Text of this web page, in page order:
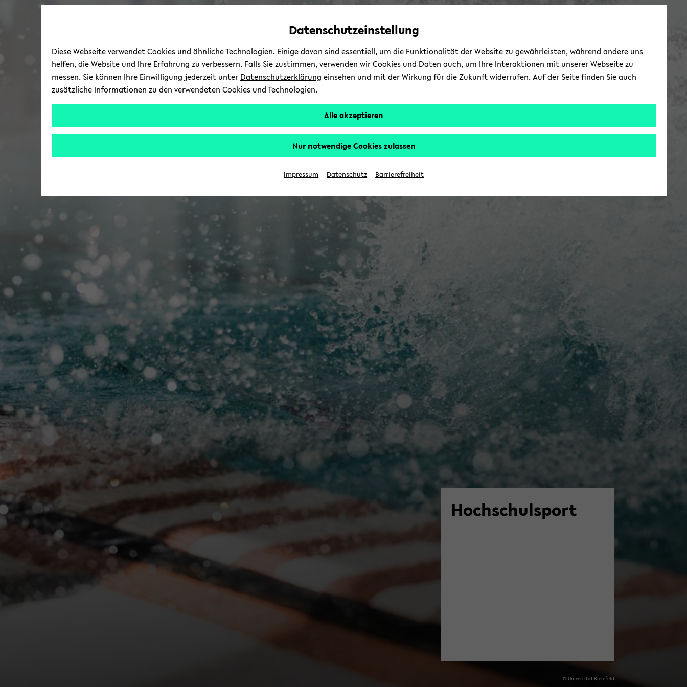
Automatische
vermeiden
zum
wechseln
zum
wechseln
zum
wechseln
Hoch­schul­sport
© Uni­ver­si­tät Bie­le­feld
Datenschutzeinstellung
Diese Webseite verwendet Cookies und ähnliche Technologien. Einige davon sind essentiell, um die Funktionalität der Website zu gewährleisten, während andere uns
helfen, die Website und Ihre Erfahrung zu verbessern. Falls Sie zustimmen, verwenden wir Cookies und Daten auch, um Ihre Interaktionen mit unserer Webseite zu
messen. Sie können Ihre Einwilligung jederzeit unter Datenschutzerklärung einsehen und mit der Wirkung für die Zukunft widerrufen. Auf der Seite finden Sie auch
zusätzliche Informationen zu den verwendeten Cookies und Technologien.
Alle akzeptieren
Nur notwendige Cookies zulassen
Impressum Datenschutz Barrierefreiheit